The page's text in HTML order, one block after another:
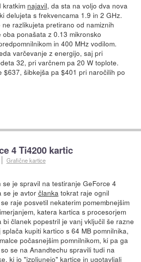
najavil, da sta na voljo dva nova
delujeta s frekvencama 1.9 in 2 GHz.
razlikujeta pretirano od namiznih
ponašata z 0.13 mikronsko
in 400 MHz vodilom.
varčevanje z energijo, saj pri
32, pri varčnem pa 20 W toplote.
$637, šibkejša pa $401 pri naročilih po
4 Ti4200 kartic
Grafične kartice
se je spravil na testiranje GeForce 4
se je avtor članka tokrat raje ognil
raje posvetil nekaterim pomembnejšim
katera kartica s procesorjem
članek popestril je vanj vključil še razne
kupiti kartico s 64 MB pomnilnika,
počasnejšim pomnilnikom, ki pa ga
se na Anandtechu spravili tudi na
ki jo "izpljunejo" kartice in ugotavljali